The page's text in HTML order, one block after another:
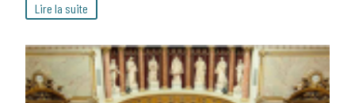
Lire la suite